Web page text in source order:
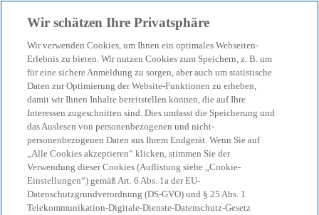
menu search
KPMG in Leipzig - Shared
Delivery Center
Wir schätzen Ihre Privatsphäre
Wir verwenden Cookies, um Ihnen ein optimales Webseiten-
Erlebnis zu bieten. Wir nutzen Cookies zum Speichern, z. B. um
für eine sichere Anmeldung zu sorgen, aber auch um statistische
Daten zur Optimierung der Website-Funktionen zu erheben,
damit wir Ihnen Inhalte bereitstellen können, die auf Ihre
Interessen zugeschnitten sind. Dies umfasst die Speicherung und
das Auslesen von personenbezogenen und nicht-
personenbezogenen Daten aus Ihrem Endgerät. Wenn Sie auf
„Alle Cookies akzeptieren“ klicken, stimmen Sie der
Verwendung dieser Cookies (Auflistung siehe „Cookie-
Einstellungen“) gemäß Art. 6 Abs. 1a der EU-
Datenschutzgrundverordnung (DS-GVO) und § 25 Abs. 1
Telekommunikation-Digitale-Dienste-Datenschutz-Gesetz